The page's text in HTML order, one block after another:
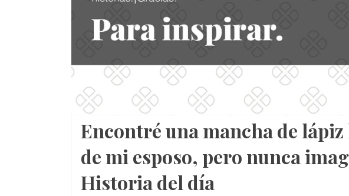
Encontré una mancha de
de mi esposo, pero nunca
Historia del día